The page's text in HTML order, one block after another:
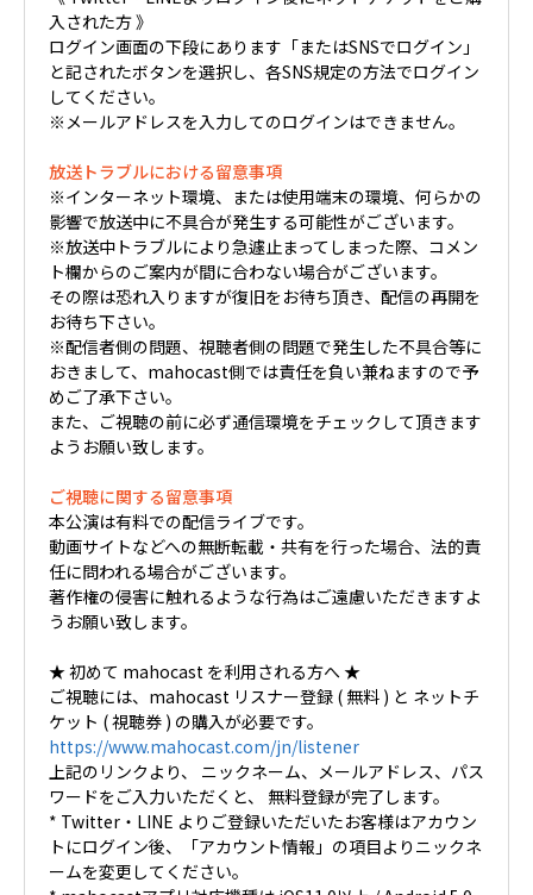
入された方 》
ログイン画面の下段にあります「またはSNSでログイン」
と記されたボタンを選択し、各SNS規定の方法でログイン
してください。
※メールアドレスを入力してのログインはできません。
放送トラブルにおける留意事項
※インターネット環境、または使用端末の環境、何らかの
影響で放送中に不具合が発生する可能性がございます。
※放送中トラブルにより急遽止まってしまった際、コメン
ト欄からのご案内が間に合わない場合がございます。
その際は恐れ入りますが復旧をお待ち頂き、配信の再開を
お待ち下さい。
※配信者側の問題、視聴者側の問題で発生した不具合等に
おきまして、mahocast側では責任を負い兼ねますので予
めご了承下さい。
また、ご視聴の前に必ず通信環境をチェックして頂きます
ようお願い致します。
ご視聴に関する留意事項
本公演は有料での配信ライブです。
動画サイトなどへの無断転載・共有を行った場合、法的責
任に問われる場合がございます。
著作権の侵害に触れるような行為はご遠慮いただきますよ
うお願い致します。
★ 初めて mahocast を利用される方へ ★
ご視聴には、mahocast リスナー登録 ( 無料 ) と ネットチ
ケット ( 視聴券 ) の購入が必要です。
https://www.mahocast.com/jn/listener
上記のリンクより、 ニックネーム、メールアドレス、パス
ワードをご入力いただくと、 無料登録が完了します。
* Twitter・LINE よりご登録いただいたお客様はアカウン
トにログイン後、「アカウント情報」の項目よりニックネ
ームを変更してください。